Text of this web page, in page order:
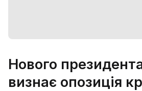
Нового президента
визнає опозиція